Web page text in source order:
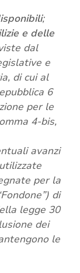
;
e delle
dal
e
di cui al
6
per le
4-bis,
avanzi
per la
di
legge 30
dei
le